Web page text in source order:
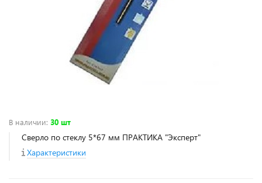
В наличии: 30 шт
Сверло по стеклу 5*67 мм ПРАКТИКА "Эксперт"
Характеристики